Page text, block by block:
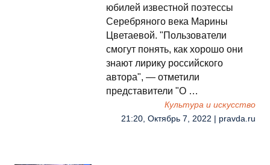
юбилей известной поэтессы
Серебряного века Марины
Цветаевой. "Пользователи
смогут понять, как хорошо они
знают лирику российского
автора", — отметили
представители "О …
Культура и искусство
21:20, Октябрь 7, 2022 | pravda.ru